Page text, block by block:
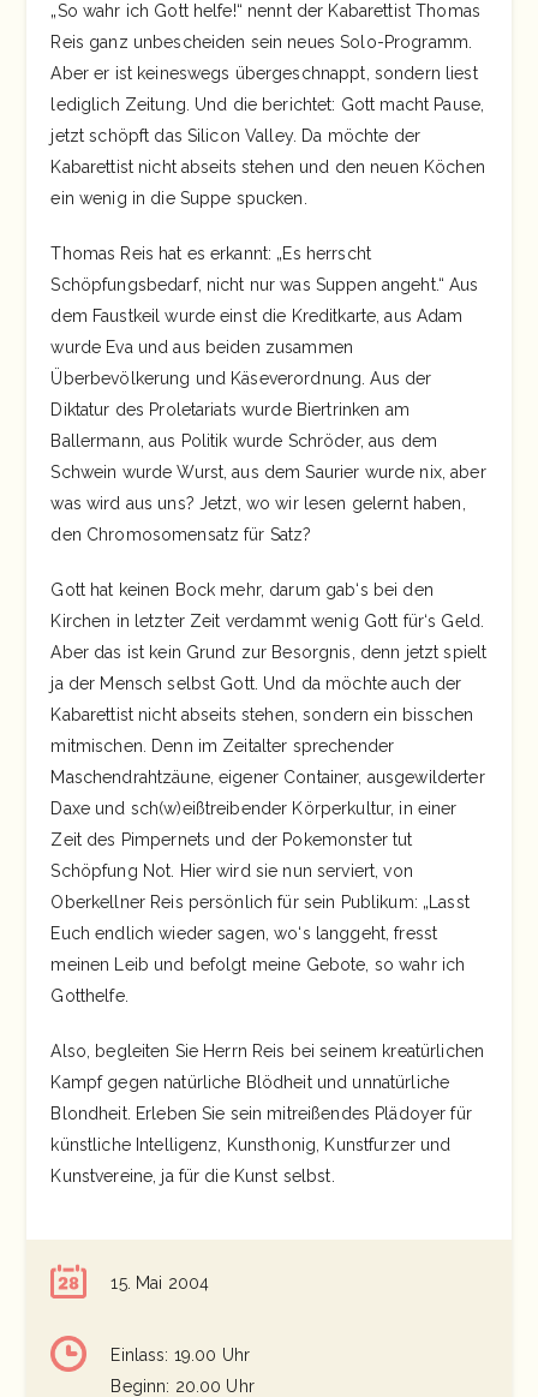
„So wahr ich Gott helfe!“ nennt der Kabarettist Thomas
Reis ganz unbescheiden sein neues Solo-Programm.
Aber er ist keineswegs übergeschnappt, sondern liest
lediglich Zeitung. Und die berichtet: Gott macht Pause,
jetzt schöpft das Silicon Valley. Da möchte der
Kabarettist nicht abseits stehen und den neuen Köchen
ein wenig in die Suppe spucken.
Thomas Reis hat es erkannt: „Es herrscht
Schöpfungsbedarf, nicht nur was Suppen angeht.“ Aus
dem Faustkeil wurde einst die Kreditkarte, aus Adam
wurde Eva und aus beiden zusammen
Überbevölkerung und Käseverordnung. Aus der
Diktatur des Proletariats wurde Biertrinken am
Ballermann, aus Politik wurde Schröder, aus dem
Schwein wurde Wurst, aus dem Saurier wurde nix, aber
was wird aus uns? Jetzt, wo wir lesen gelernt haben,
den Chromosomensatz für Satz?
Gott hat keinen Bock mehr, darum gab‘s bei den
Kirchen in letzter Zeit verdammt wenig Gott für‘s Geld.
Aber das ist kein Grund zur Besorgnis, denn jetzt spielt
ja der Mensch selbst Gott. Und da möchte auch der
Kabarettist nicht abseits stehen, sondern ein bisschen
mitmischen. Denn im Zeitalter sprechender
Maschendrahtzäune, eigener Container, ausgewilderter
Daxe und sch(w)eißtreibender Körperkultur, in einer
Zeit des Pimpernets und der Pokemonster tut
Schöpfung Not. Hier wird sie nun serviert, von
Oberkellner Reis persönlich für sein Publikum: „Lasst
Euch endlich wieder sagen, wo‘s langgeht, fresst
meinen Leib und befolgt meine Gebote, so wahr ich
Gotthelfe.
Also, begleiten Sie Herrn Reis bei seinem kreatürlichen
Kampf gegen natürliche Blödheit und unnatürliche
Blondheit. Erleben Sie sein mitreißendes Plädoyer für
künstliche Intelligenz, Kunsthonig, Kunstfurzer und
Kunstvereine, ja für die Kunst selbst.
15. Mai 2004
Einlass: 19.00 Uhr
Beginn: 20.00 Uhr